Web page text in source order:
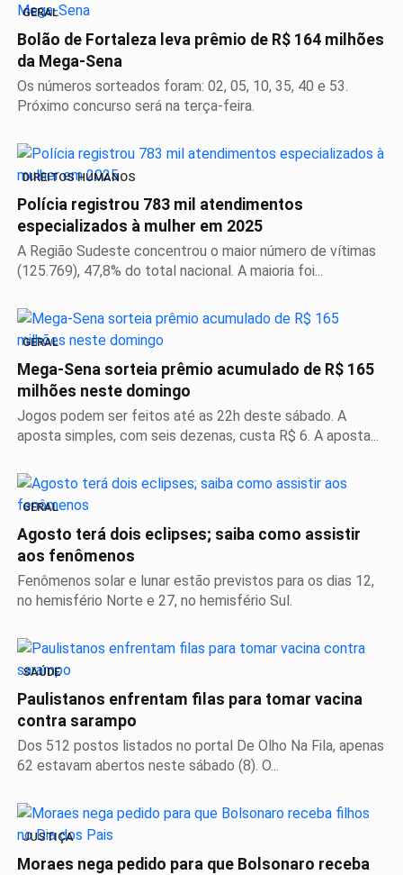
GERAL
Bolão de Fortaleza leva prêmio de R$ 164 milhões
da Mega-Sena
Os números sorteados foram: 02, 05, 10, 35, 40 e 53.
Próximo concurso será na terça-feira.
DIREITOS HUMANOS
Polícia registrou 783 mil atendimentos
especializados à mulher em 2025
A Região Sudeste concentrou o maior número de vítimas
(125.769), 47,8% do total nacional. A maioria foi...
GERAL
Mega-Sena sorteia prêmio acumulado de R$ 165
milhões neste domingo
Jogos podem ser feitos até as 22h deste sábado. A
aposta simples, com seis dezenas, custa R$ 6. A aposta...
GERAL
Agosto terá dois eclipses; saiba como assistir
aos fenômenos
Fenômenos solar e lunar estão previstos para os dias 12,
no hemisfério Norte e 27, no hemisfério Sul.
SAÚDE
Paulistanos enfrentam filas para tomar vacina
contra sarampo
Dos 512 postos listados no portal De Olho Na Fila, apenas
62 estavam abertos neste sábado (8). O...
JUSTIÇA
Moraes nega pedido para que Bolsonaro receba